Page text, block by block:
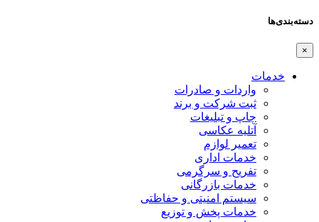
دسته‌بندی‌ها
×
خدمات
واردات و صادرات
ثبت شرکت و برند
چاپ و تبلیغات
آتلیه عکاسی
تعمیر لوازم
خدمات اداری
تفریح و سرگرمی
خدمات بازرگانی
سیستم امنیتی و حفاظتی
خدمات پخش و توزیع